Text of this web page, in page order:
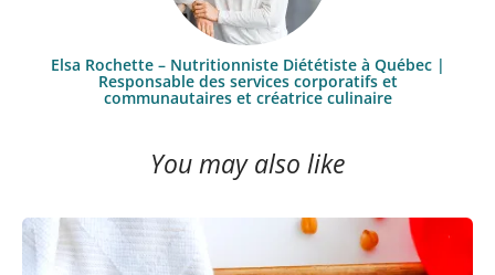
Elsa Rochette – Nutritionniste Diététiste à Québec |
Responsable des services corporatifs et
communautaires et créatrice culinaire
You may also like